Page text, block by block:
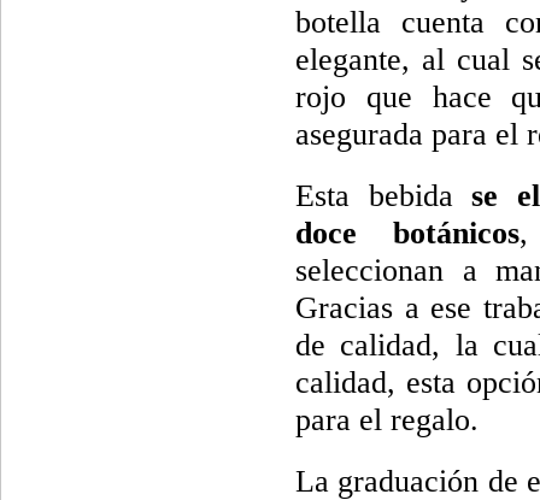
botella cuenta
elegante, al cual
rojo que hace
asegurada para el
Esta bebidase
doce botánicos,
seleccionan a
Gracias a ese
de calidad, la
calidad, esta
para el regalo.
La graduación de